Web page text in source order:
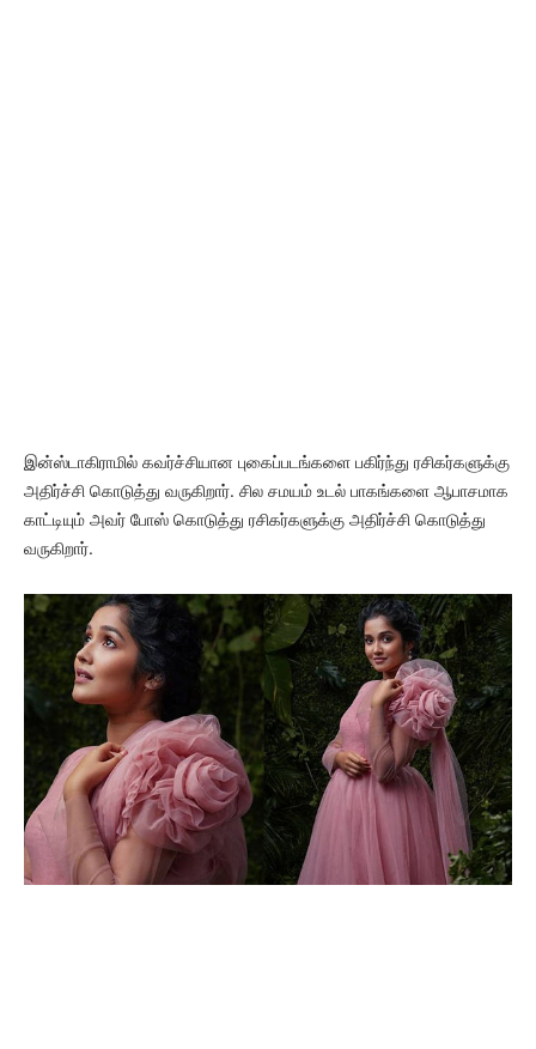
இன்ஸ்டாகிராமில் கவர்ச்சியான புகைப்படங்களை பகிர்ந்து ரசிகர்களுக்கு
அதிர்ச்சி கொடுத்து வருகிறார். சில சமயம் உடல் பாகங்களை ஆபாசமாக
காட்டியும் அவர் போஸ் கொடுத்து ரசிகர்களுக்கு அதிர்ச்சி கொடுத்து
வருகிறார்.